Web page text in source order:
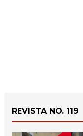
REVISTA NO. 119